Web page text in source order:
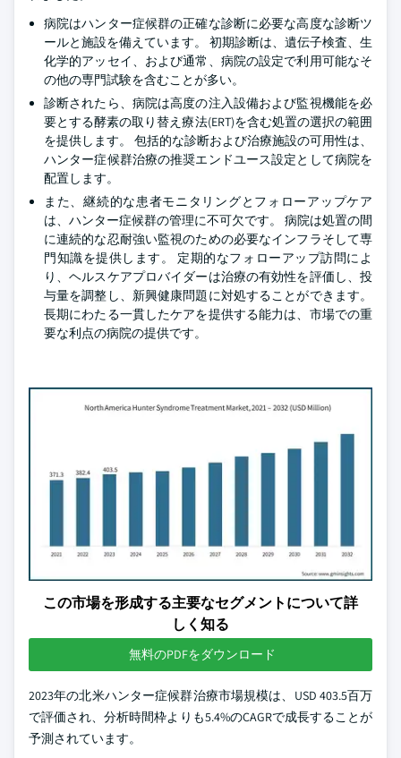
病院はハンター症候群の正確な診断に必要な高度な診断ツ
ールと施設を備えています。 初期診断は、遺伝子検査、生
化学的アッセイ、および通常、病院の設定で利用可能なそ
の他の専門試験を含むことが多い。
診断されたら、病院は高度の注入設備および監視機能を必
要とする酵素の取り替え療法(ERT)を含む処置の選択の範囲
を提供します。 包括的な診断および治療施設の可用性は、
ハンター症候群治療の推奨エンドユース設定として病院を
配置します。
また、継続的な患者モニタリングとフォローアップケア
は、ハンター症候群の管理に不可欠です。 病院は処置の間
に連続的な忍耐強い監視のための必要なインフラそして専
門知識を提供します。 定期的なフォローアップ訪問によ
り、ヘルスケアプロバイダーは治療の有効性を評価し、投
与量を調整し、新興健康問題に対処することができます。
長期にわたる一貫したケアを提供する能力は、市場での重
要な利点の病院の提供です。
この市場を形成する主要なセグメントについて詳
しく知る
無料のPDFをダウンロード
2023年の北米ハンター症候群治療市場規模は、USD 403.5百万
で評価され、分析時間枠よりも5.4%のCAGRで成長することが
予測されています。